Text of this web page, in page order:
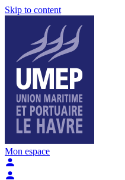
Skip to content
Mon espace